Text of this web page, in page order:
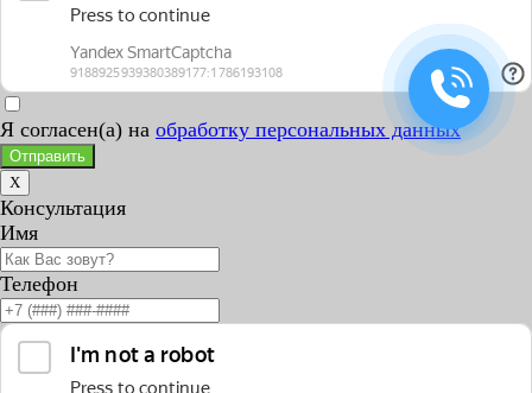
Я согласен(а) на обработку персональных данных
Отправить
X
Консультация
Имя
Телефон